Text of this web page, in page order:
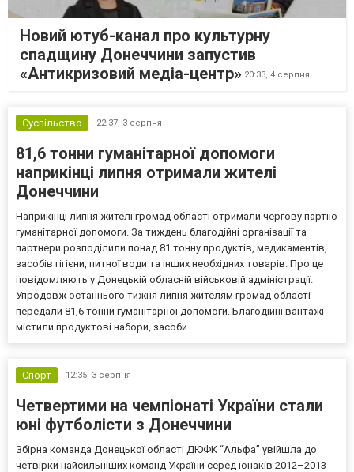
Новий ютуб-канал про культурну
спадщину Донеччини запустив
«Антикризовий медіа-центр» 20:33, 4 серпня
Суспільство 22:37, 3 серпня
81,6 тонни гуманітарної допомоги
наприкінці липня отримали жителі
Донеччини
Наприкінці липня жителі громад області отримали чергову партію
гуманітарної допомоги. За тиждень благодійні організації та
партнери розподілили понад 81 тонну продуктів, медикаментів,
засобів гігієни, питної води та інших необхідних товарів. Про це
повідомляють у Донецькій обласній військовій адміністрації.
Упродовж останнього тижня липня жителям громад області
передали 81,6 тонни гуманітарної допомоги. Благодійні вантажі
містили продуктові набори, засоби...
Спорт 12:35, 3 серпня
Четвертими на чемпіонаті України стали
юні футболісти з Донеччини
Збірна команда Донецької області ДЮФК “Альфа” увійшла до
четвірки найсильніших команд України серед юнаків 2012–2013